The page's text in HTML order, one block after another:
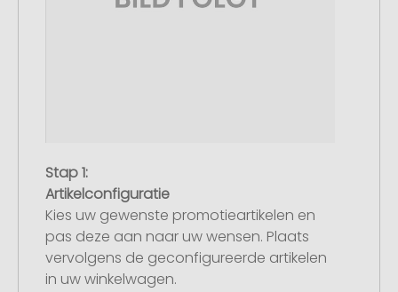
Stap 1:
Artikelconfiguratie
Kies uw gewenste promotieartikelen en
pas deze aan naar uw wensen. Plaats
vervolgens de geconfigureerde artikelen
in uw winkelwagen.